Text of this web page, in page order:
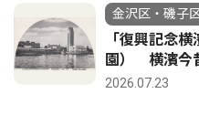
金沢区・磯子
「復興記念
園） 横濱今
2026.07.23